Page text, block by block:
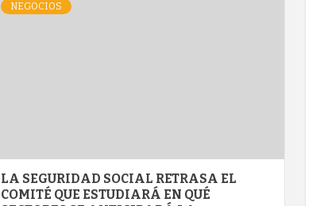
NEGOCIOS
LA SEGURIDAD SOCIAL RETRASA EL
COMITÉ QUE ESTUDIARÁ EN QUÉ